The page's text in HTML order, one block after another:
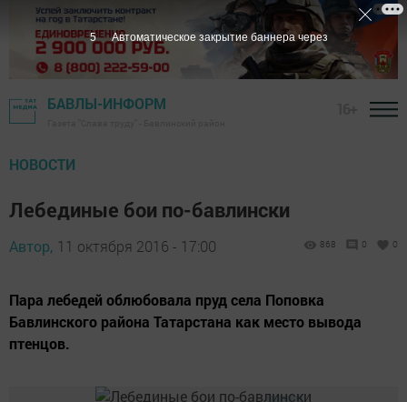
БАВЛЫ-ИНФОРМ
НОВОСТИ
Лебединые бои по-бавлински
Автор, 11 октября 2016 - 17:00 868 0 0
Пара лебедей облюбовала пруд села Поповка
Бавлинского района Татарстана как место вывода
птенцов.
4 Автоматическое закрытие баннера через